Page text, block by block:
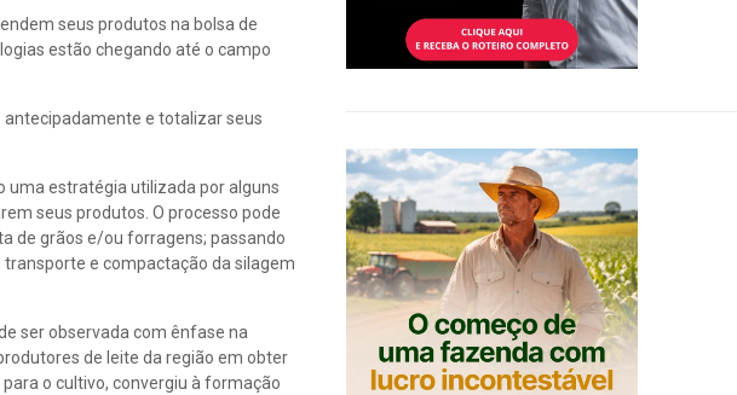
seus produtos na bolsa de
estão chegando até o campo
antecipadamente e totalizar seus
uma estratégia utilizada por alguns
seus produtos. O processo pode
de grãos e/ou forragens; passando
e compactação da silagem
ser observada com ênfase na
de leite da região em obter
o cultivo, convergiu à formação